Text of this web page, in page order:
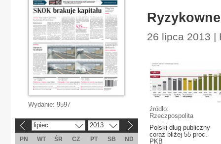
26 lipca 2013 |
źródło:
Rzeczpospolita
Polski dług publiczny
coraz bliżej 55 proc.
PKB
Wydanie: 9597
lipiec 2013
PN WT ŚR CZ PT SB
ND